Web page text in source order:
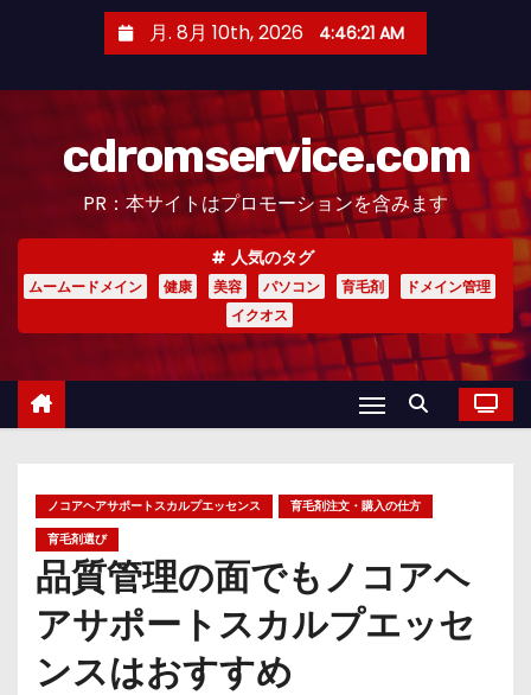
月. 8月 10th, 2026 4:46:22 AM
cdromservice.com
PR：本サイトはプロモーションを含みます
人気のタグ
ムームードメイン 健康 美容 パソコン 育毛剤
ドメイン管理
イクオス
ノコアヘアサポートスカルプエッセンス
育毛剤注文・購入の仕方
育毛剤選び
品質管理の面でもノコアヘ
アサポートスカルプエッセ
ンスはおすすめ